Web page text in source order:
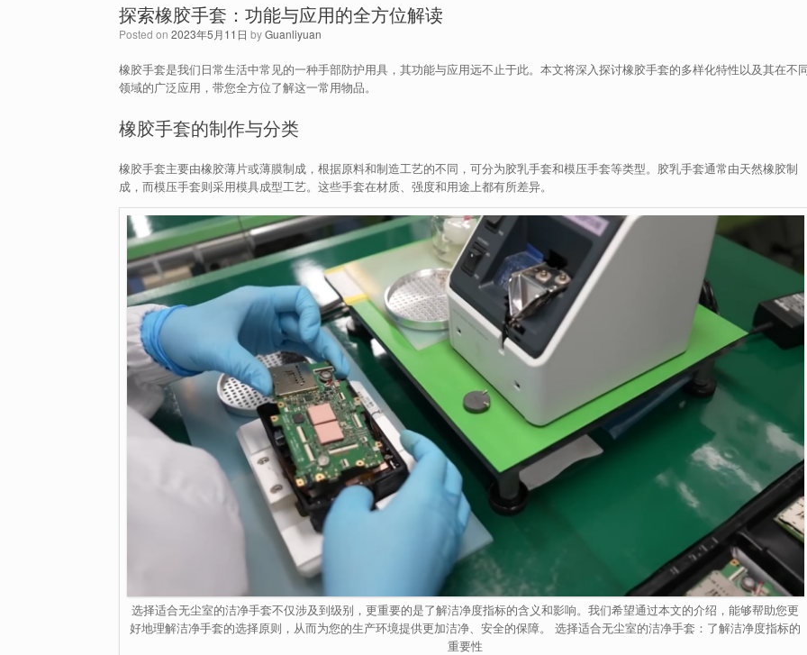
探索橡胶手套：功能与应用的全方位解读
Posted on 2023年5月11日 byGuanliyuan
橡胶手套是我们日常生活中常见的一种手部防护用具，其功能与应用远不止于此。本文将深入探讨橡胶手套的多样化特性以及其在不
领域的广泛应用，带您全方位了解这一常用物品。
橡胶手套的制作与分类
橡胶手套主要由橡胶薄片或薄膜制成，根据原料和制造工艺的不同，可分为胶乳手套和模压手套等类型。胶乳手套通常由天然橡胶制
成，而模压手套则采用模具成型工艺。这些手套在材质、强度和用途上都有所差异。
选择适合无尘室的洁净手套不仅涉及到级别，更重要的是了解洁净度指标的含义和影响。我们希望通过本文的介绍，能够帮助您更
好地理解洁净手套的选择原则，从而为您的生产环境提供更加洁净、安全的保障。 选择适合无尘室的洁净手套：了解洁净度指标的
重要性